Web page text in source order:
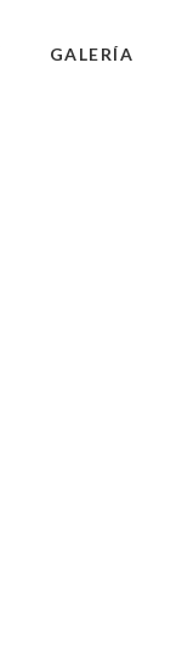
GALERÍA